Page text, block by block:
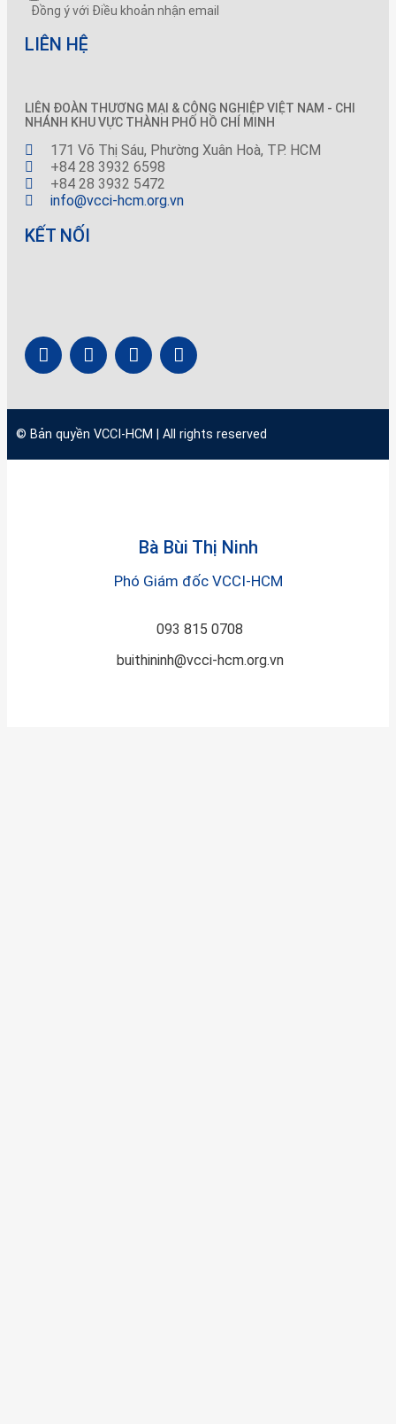
Đồng ý với Điều khoản nhận email
LIÊN HỆ
LIÊN ĐOÀN THƯƠNG MẠI & CÔNG NGHIỆPVIỆT NAM - CHI
NHÁNH KHU VỰC THÀNH PHỐ HỒ CHÍ MINH
171 Võ Thị Sáu, Phường Xuân Hoà, TP. HCM
+84 28 3932 6598
+84 28 3932 5472
info@vcci-hcm.org.vn
KẾT NỐI
© Bản quyền VCCI-HCM | All rights reserved
Bà Bùi Thị Ninh
Phó Giám đốc VCCI-HCM
093 815 0708
buithininh@vcci-hcm.org.vn